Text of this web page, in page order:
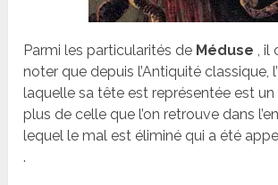
Parmi les particularités de Méduse , il
noter que depuis l’Antiquité classique,
laquelle sa tête est représentée est un
plus de celle que l’on retrouve dans
lequel le mal est éliminé qui a été
.